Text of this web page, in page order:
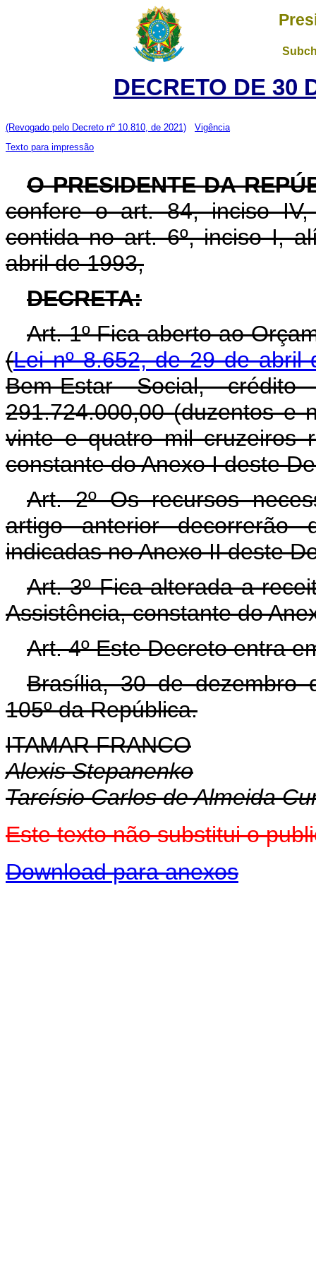
DECRETO DE 30
(Revogado pelo Decreto nº 10.810, de 2021)
Vigência
Texto para impressão
O PRESIDENTE DA
confere o art. 84, inciso
contida no art. 6º, inciso I,
abril de 1993,
DECRETA:
Art. 1º Fica aberto ao
(Lei nº 8.652, de 29 de abril
Bem-Estar Social,
291.724.000,00 (duzentos e
vinte e quatro mil cruzeiros
constante do Anexo I deste
Art. 2º Os recursos
artigo anterior decorrerão
indicadas no Anexo II deste
Art. 3º Fica alterada a
Assistência, constante do
Art. 4º Este Decreto entra
Brasília, 30 de dezembro
105º da República.
ITAMAR FRANCO
Alexis Stepanenko
Tarcísio Carlos de Almeida
Este texto não substitui o
Download para anexos